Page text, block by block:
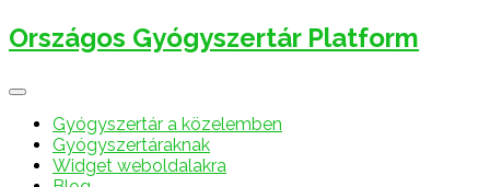
Országos Gyógyszertár Platform
Gyógyszertár a közelemben
Gyógyszertáraknak
Widget weboldalakra